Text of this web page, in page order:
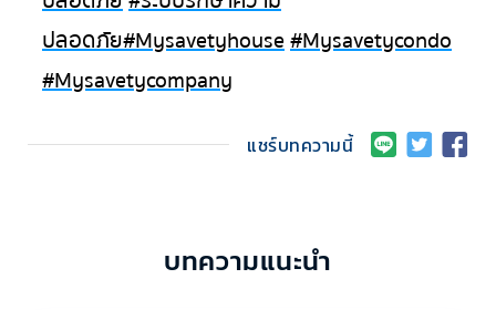
ปลอดภัย#Mysavetyhouse#Mysavetycondo
#Mysavetycompany
แชร์บทความนี้
บทความแนะนำ